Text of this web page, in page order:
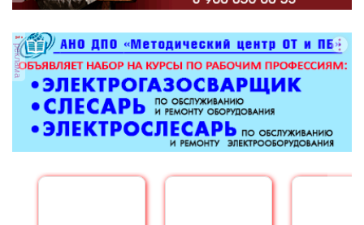
Объявления Недвижимость Услуги
Работа Транспорт
реклама